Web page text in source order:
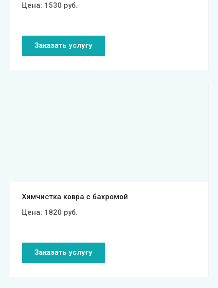
Цена: 1530 руб.
Заказать услугу
Химчистка ковра с бахромой
Цена: 1820 руб.
Заказать услугу